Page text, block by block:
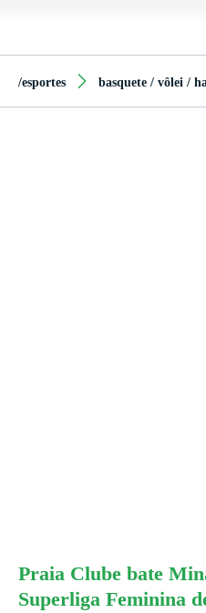
/esportes basquete / vôlei /
Praia Clube bate
Superliga Feminina